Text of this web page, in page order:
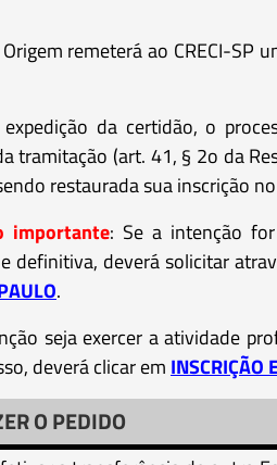
Origem remeterá ao CRECI-
da certidão, o
tramitação (art. 41, § 2o da
restaurada sua inscrição no
importante: Se a intenção
definitiva, deverá solicitar
.
seja exercer a atividade
deverá clicar em INSCRIÇÃO
O PEDIDO